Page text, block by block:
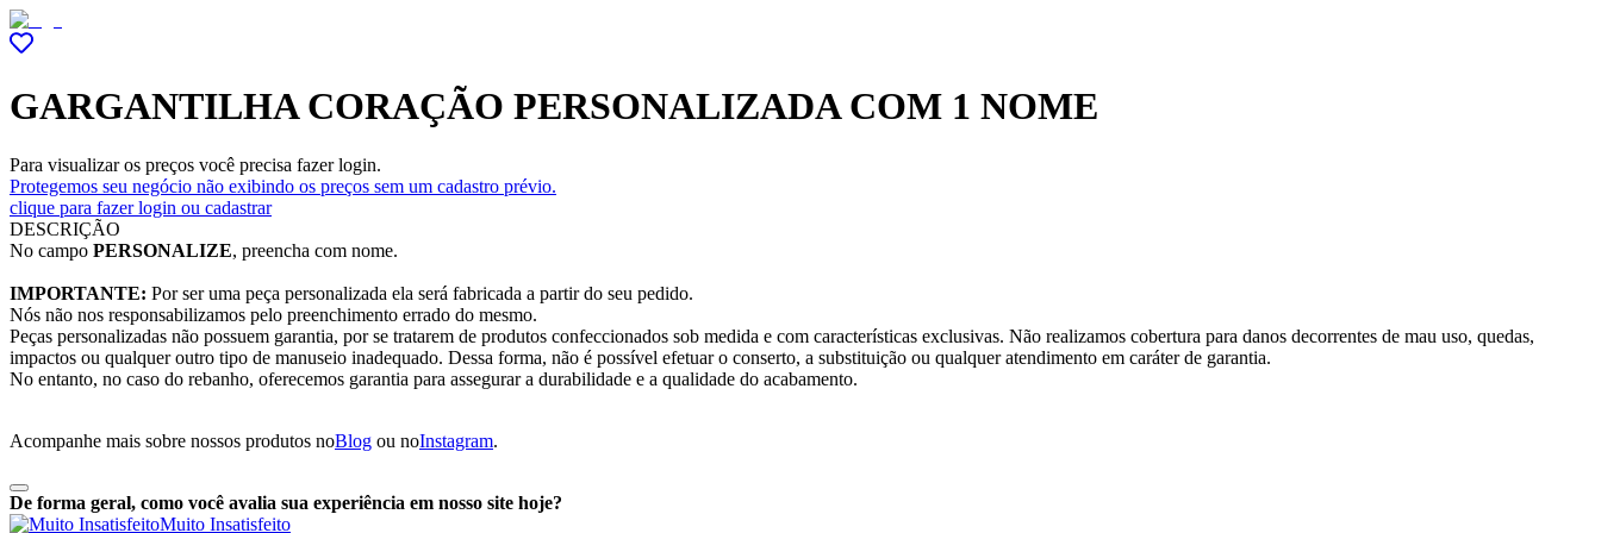
GARGANTILHA CORAÇÃO PERSONALIZADA COM 1 NOME
Para visualizar os preços você precisa fazer login.
Protegemos seu negócio não exibindo os preços sem um cadastro prévio.
clique para fazer login ou cadastrar
DESCRIÇÃO
No campo PERSONALIZE, preencha com nome.
IMPORTANTE: Por ser uma peça personalizada ela será fabricada a partir do seu pedido.
Nós não nos responsabilizamos pelo preenchimento errado do mesmo.
Peças personalizadas não possuem garantia, por se tratarem de produtos confeccionados sob medida e com características exclusivas. Não realizamos cobertura para danos decorrentes de mau uso, quedas,
impactos ou qualquer outro tipo de manuseio inadequado. Dessa forma, não é possível efetuar o conserto, a substituição ou qualquer atendimento em caráter de garantia.
No entanto, no caso do rebanho, oferecemos garantia para assegurar a durabilidade e a qualidade do acabamento.
Acompanhe mais sobre nossos produtos noBlog ou noInstagram.
De forma geral, como você avalia sua experiência em nosso site hoje?
Muito Insatisfeito